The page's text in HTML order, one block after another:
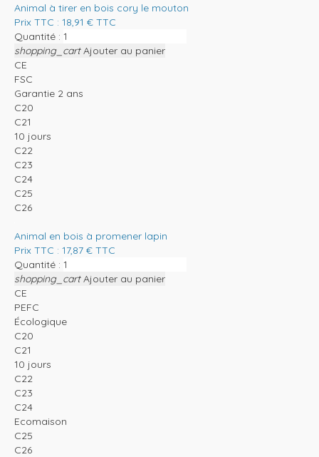
Animal à tirer en bois cory le mouton
Prix TTC : 18,91 € TTC
Quantité :
shopping_cart Ajouter au panier
CE
FSC
Garantie 2 ans
C20
C21
10 jours
C22
C23
C24
C25
C26
Animal en bois à promener lapin
Prix TTC : 17,87 € TTC
Quantité :
shopping_cart Ajouter au panier
CE
PEFC
Écologique
C20
C21
10 jours
C22
C23
C24
Ecomaison
C25
C26